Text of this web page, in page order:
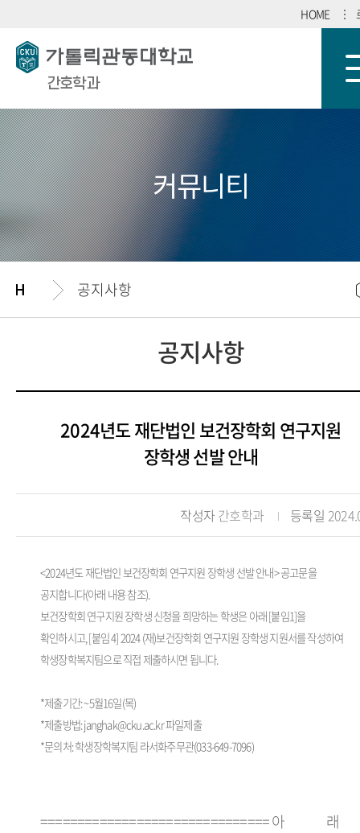
HOME
간호학과
커뮤니티
공지사항
공지사항
2024년도 재단법인 보건장학회 연구지원
장학생 선발 안내
작성자 간호학과 등록일
<2024년도 재단법인 보건장학회 연구지원 장학생 선발 안내> 공고문을
공지합니다(아래 내용 참조).
보건장학회 연구지원 장학생 신청을 희망하는 학생은 아래 [붙임1]을
확인하시고, [붙임 4] 2024 (재)보건장학회 연구지원 장학생 지원서를 작성하여
학생장학복지팀으로 직접 제출하시면 됩니다.
*제출기간: ~5월16일(목)
*제출방법: janghak@cku.ac.kr파일제출
*문의처: 학생장학복지팀 라서화주무관(033-649-7096)
=============================== 아 래